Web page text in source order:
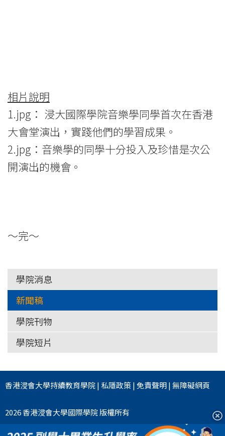
相片說明
1.jpg： 浸大國際學院音樂學同學首次在香港
大會堂演出，實踐他們的學習成果。
2.jpg：音樂學的同學十分投入及珍惜是次公
開演出的機會。
～完～
學院消息
新聞稿
學院刊物
學院短片
香港浸會大學持續教育學院| 私隱政策|免責聲明|無障礙網頁
2026 香港浸會大學國際學院 版權所有